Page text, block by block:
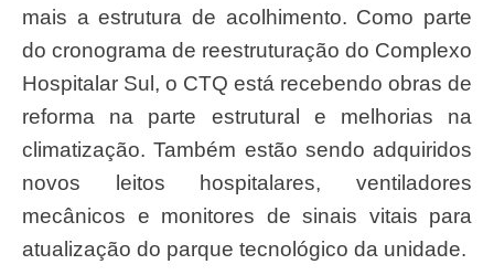
mais a estrutura de acolhimento. Como parte
do cronograma de reestruturação do Complexo
Hospitalar Sul, o CTQ está recebendo obras de
reforma na parte estrutural e melhorias na
climatização. Também estão sendo adquiridos
novos leitos hospitalares, ventiladores
mecânicos e monitores de sinais vitais para
atualização do parque tecnológico da unidade.